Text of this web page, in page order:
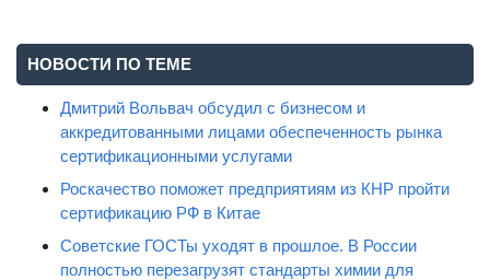
НОВОСТИ ПО ТЕМЕ
Дмитрий Вольвач обсудил с бизнесом и
аккредитованными лицами обеспеченность рынка
сертификационными услугами
Роскачество поможет предприятиям из КНР пройти
сертификацию РФ в Китае
Советские ГОСТы уходят в прошлое. В России
полностью перезагрузят стандарты химии для